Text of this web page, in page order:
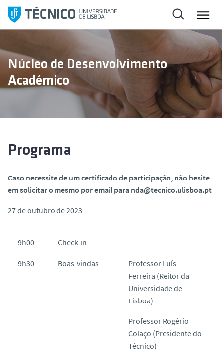
l
a
a
a
Núcleo de Desenvolvimento
Académico
Programa
Caso necessite de um certificado de participação, não hesite
em solicitar o mesmo por email para nda@tecnico.ulisboa.pt
27 de outubro de 2023
9h00 Check-in
9h30 Boas-vindas
Professor Luís
Ferreira (Reitor da
Universidade de
Lisboa)
Professor Rogério
Colaço (Presidente do
Técnico)